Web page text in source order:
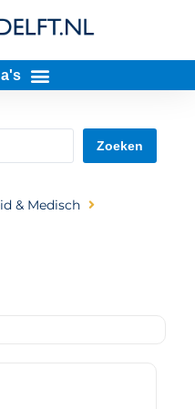
Zoeken
& Medisch